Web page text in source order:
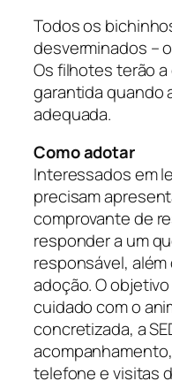
Todos os
desverminados –
Os filhotes terão
garantida quando
adequada.
Como adotar
Interessados em
precisam
comprovante de
responder a um
responsável,
adoção. O
cuidado com o
concretizada, a
telefone e visitas